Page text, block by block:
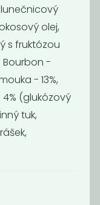
z hořké
olej,
s fruktózou
Bourbon -
- 13%,
(glukózový
tuk,